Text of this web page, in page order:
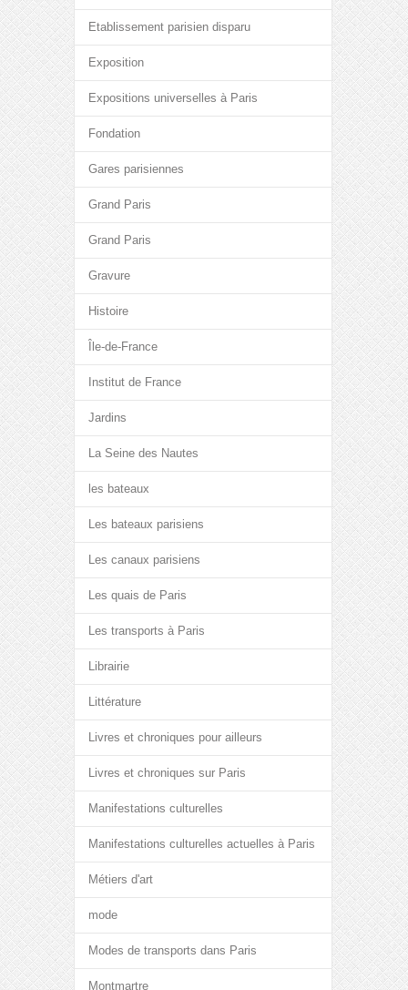
Etablissement parisien disparu
Exposition
Expositions universelles à Paris
Fondation
Gares parisiennes
Grand Paris
Grand Paris
Gravure
Histoire
Île-de-France
Institut de France
Jardins
La Seine des Nautes
les bateaux
Les bateaux parisiens
Les canaux parisiens
Les quais de Paris
Les transports à Paris
Librairie
Littérature
Livres et chroniques pour ailleurs
Livres et chroniques sur Paris
Manifestations culturelles
Manifestations culturelles actuelles à Paris
Métiers d'art
mode
Modes de transports dans Paris
Montmartre